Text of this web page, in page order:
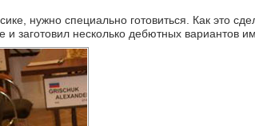
нужно специально готовиться. Как это
заготовил несколько дебютных вариантов